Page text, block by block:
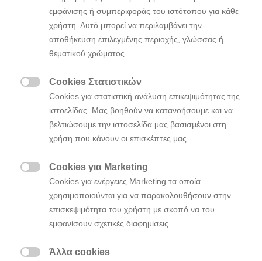
εμφάνισης ή συμπεριφοράς του ιστότοπου για κάθε
χρήστη. Αυτό μπορεί να περιλαμβάνει την
αποθήκευση επιλεγμένης περιοχής, γλώσσας ή
θεματικού χρώματος.
Cookies Στατιστικών
Cookies για στατιστική ανάλυση επικεψιμότητας της
ιστοελίδας. Μας βοηθούν να κατανοήσουμε και να
βελτιώσουμε την ιστοσελίδα μας βασισμένοι στη
χρήση που κάνουν οι επισκέπτες μας.
Cookies για Marketing
Cookies για ενέργειες Marketing τα οποία
χρησιμοποιούνται για να παρακολουθήσουν στην
επισκεψιμότητα του χρήστη με σκοπό να του
εμφανίσουν σχετικές διαφημίσεις.
Άλλα cookies